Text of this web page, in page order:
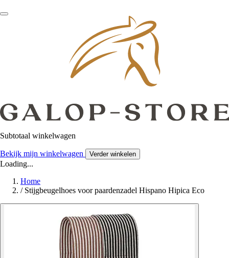
Subtotaal winkelwagen
Bekijk mijn winkelwagen Verder winkelen
Loading...
Home
/ Stijgbeugelhoes voor paardenzadel Hispano Hipica Eco